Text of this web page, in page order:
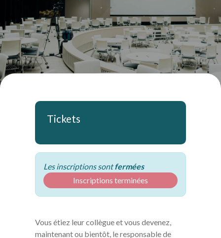
Tickets
Les inscriptions sontfermées
Inscriptions terminées
Vous étiez leur collègue et vous devenez,
maintenant ou bientôt, le responsable de